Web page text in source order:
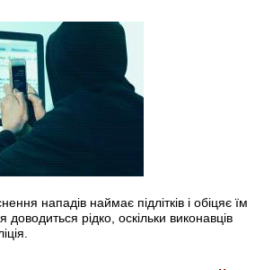
нападів наймає підлітків і обіцяє їм
доводиться рідко, оскільки виконавців